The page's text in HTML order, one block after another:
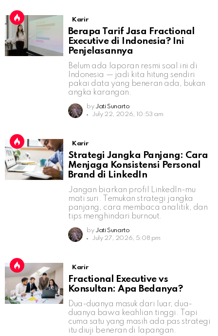
Karir
Berapa Tarif Jasa Fractional
Executive di Indonesia? Ini
Penjelasannya
Belum ada laporan resmi soal ini di
Indonesia — jadi kita hitung sendiri
pakai data yang beneran ada, bukan
angka karangan.
by Jati Sunarto
July 22, 2026, 10:53 am
Karir
Strategi Jangka Panjang: Cara
Menjaga Konsistensi Personal
Brand di LinkedIn
Jangan biarkan profil LinkedIn-mu
mati suri. Temukan strategi jangka
panjang, cara membaca analitik, dan
tips menghindari burnout.
by Jati Sunarto
July 27, 2026, 5:08 pm
Karir
Fractional Executive vs
Konsultan: Apa Bedanya?
Dua-duanya masuk dari luar, dua-
duanya bawa keahlian tinggi. Tapi
cuma satu yang masih ada pas strategi
itu diuji beneran di lapangan.